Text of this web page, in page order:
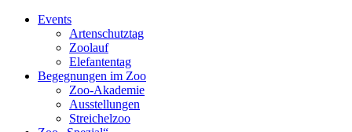
Events
Artenschutztag
Zoolauf
Elefantentag
Begegnungen im Zoo
Zoo-Akademie
Ausstellungen
Streichelzoo